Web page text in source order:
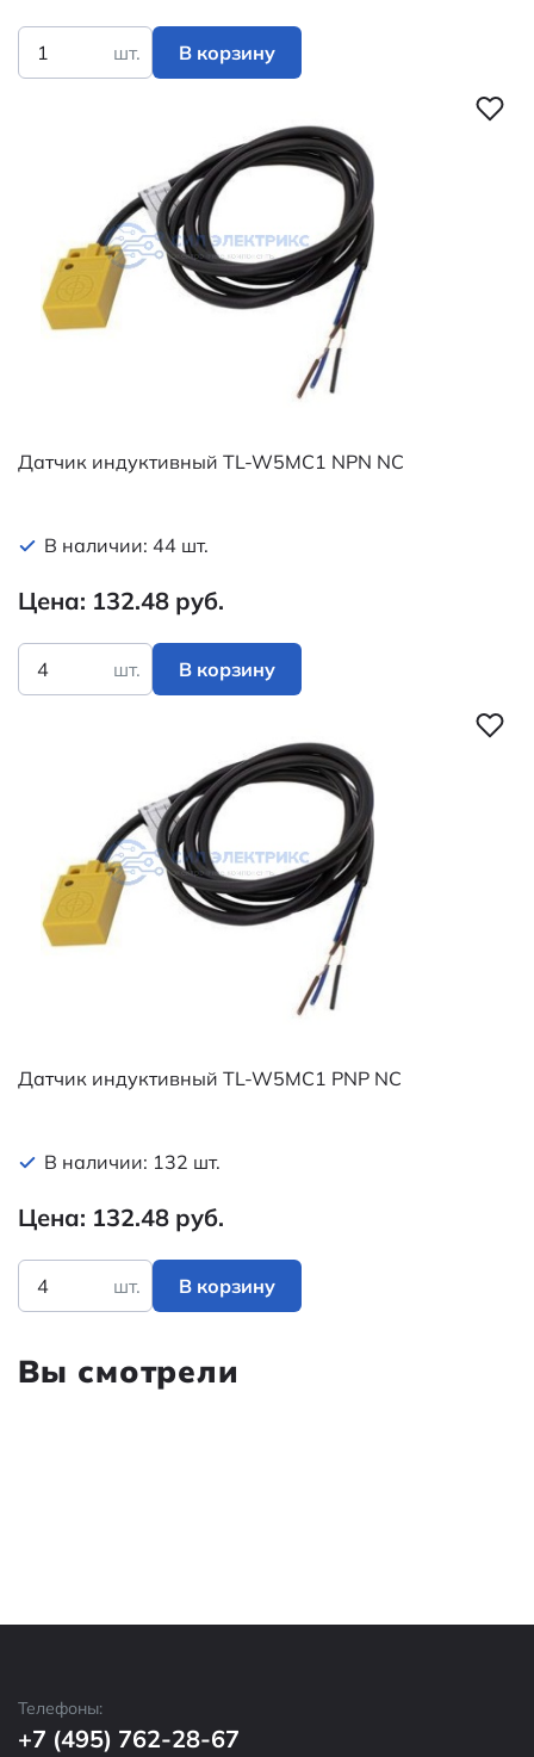
шт. В корзину
Датчик индуктивный TL-W5MC1 NPN NC
В наличии: 44 шт.
Цена: 132.48 руб.
шт. В корзину
Датчик индуктивный TL-W5MC1 PNP NC
В наличии: 132 шт.
Цена: 132.48 руб.
шт. В корзину
Вы смотрели
Телефоны:
+7 (495) 762-28-67